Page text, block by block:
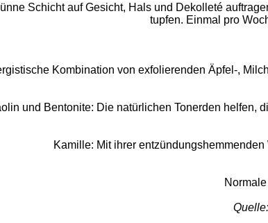
Schicht auf Gesicht, Hals und Dekolleté
tupfen. Einmal pro
Kombination von exfolierenden Äpfel-,
und Bentonite: Die natürlichen Tonerden helfen,
Kamille: Mit ihrer